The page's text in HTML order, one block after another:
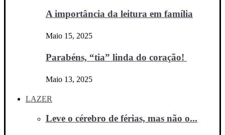
A importância da leitura em família
Maio 15, 2025
Parabéns, “tia” linda do coração!
Maio 13, 2025
LAZER
Leve o cérebro de férias, mas não o...